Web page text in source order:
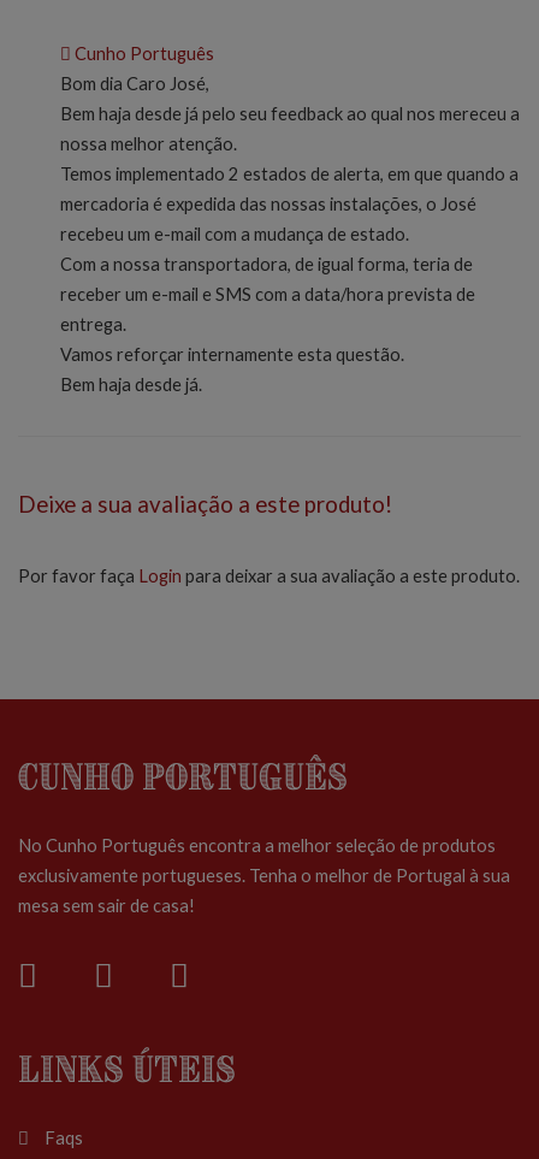
Cunho Português
Bom dia Caro José,
Bem haja desde já pelo seu feedback ao qual nos mereceu a
nossa melhor atenção.
Temos implementado 2 estados de alerta, em que quando a
mercadoria é expedida das nossas instalações, o José
recebeu um e-mail com a mudança de estado.
Com a nossa transportadora, de igual forma, teria de
receber um e-mail e SMS com a data/hora prevista de
entrega.
Vamos reforçar internamente esta questão.
Bem haja desde já.
Deixe a sua avaliação a este produto!
Por favor faça Login para deixar a sua avaliação a este produto.
Cunho Português
No Cunho Português encontra a melhor seleção de produtos
exclusivamente portugueses. Tenha o melhor de Portugal à sua
mesa sem sair de casa!
Links Úteis
Faqs